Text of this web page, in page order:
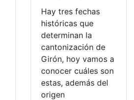
Hay tres fechas
históricas que
determinan la
cantonización de
Girón, hoy vamos a
conocer cuáles son
estas, además del
origen